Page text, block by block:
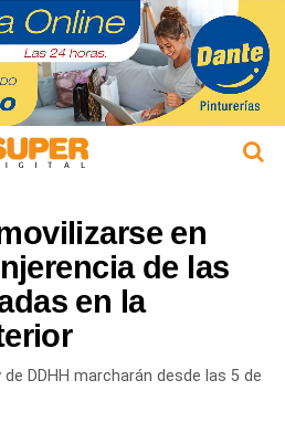
en
de las
en la
DDHH marcharán desde las 5 de